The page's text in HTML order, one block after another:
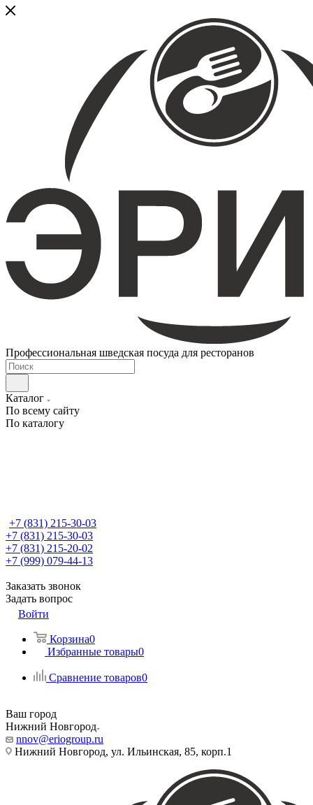
Профессиональная шведская посуда для ресторанов
Каталог
По всему сайту
По каталогу
+7 (831) 215-30-03
+7 (831) 215-30-03
+7 (831) 215-20-02
+7 (999) 079-44-13
Заказать звонок
Задать вопрос
Войти
Корзина0
Избранные товары0
Сравнение товаров0
Ваш город
Нижний Новгород
nnov@eriogroup.ru
Нижний Новгород, ул. Ильинская, 85, корп.1